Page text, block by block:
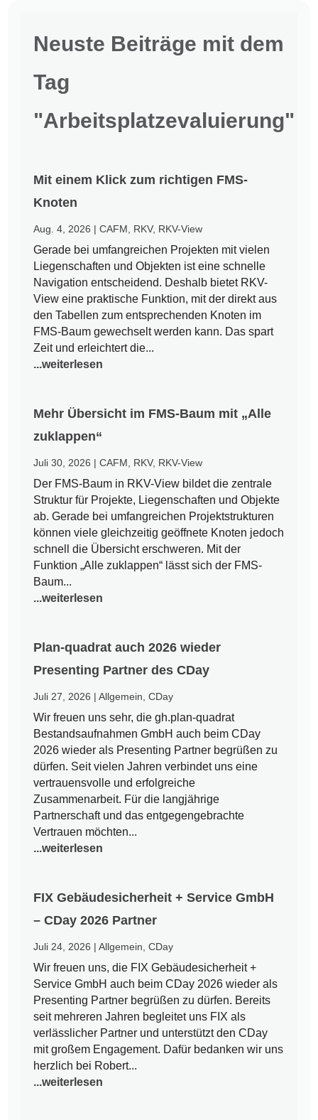
Neuste Beiträge mit dem
Tag
"Arbeitsplatzevaluierung"
Mit einem Klick zum richtigen FMS-
Knoten
Aug. 4, 2026 |CAFM RKV, RKV-View
Gerade bei umfangreichen Projekten mit vielen
Liegenschaften und Objekten ist eine schnelle
Navigation entscheidend. Deshalb bietet RKV-
View eine praktische Funktion, mit der direkt aus
den Tabellen zum entsprechenden Knoten im
FMS-Baum gewechselt werden kann. Das spart
Zeit und erleichtert die...
...weiterlesen
Mehr Übersicht im FMS-Baum mit „Alle
zuklappen“
Juli 30, 2026 |CAFM RKV, RKV-View
Der FMS-Baum in RKV-View bildet die zentrale
Struktur für Projekte, Liegenschaften und Objekte
ab. Gerade bei umfangreichen Projektstrukturen
können viele gleichzeitig geöffnete Knoten jedoch
schnell die Übersicht erschweren. Mit der
Funktion „Alle zuklappen“ lässt sich der FMS-
Baum...
...weiterlesen
Plan-quadrat auch 2026 wieder
Presenting Partner des CDay
Juli 27, 2026 |Allgemein ,CDay
Wir freuen uns sehr, die gh.plan-quadrat
Bestandsaufnahmen GmbH auch beim CDay
2026 wieder als Presenting Partner begrüßen zu
dürfen. Seit vielen Jahren verbindet uns eine
vertrauensvolle und erfolgreiche
Zusammenarbeit. Für die langjährige
Partnerschaft und das entgegengebrachte
Vertrauen möchten...
...weiterlesen
FIX Gebäudesicherheit + Service GmbH
– CDay 2026 Partner
Juli 24, 2026 |Allgemein ,CDay
Wir freuen uns, die FIX Gebäudesicherheit +
Service GmbH auch beim CDay 2026 wieder als
Presenting Partner begrüßen zu dürfen. Bereits
seit mehreren Jahren begleitet uns FIX als
verlässlicher Partner und unterstützt den CDay
mit großem Engagement. Dafür bedanken wir uns
herzlich bei Robert...
...weiterlesen